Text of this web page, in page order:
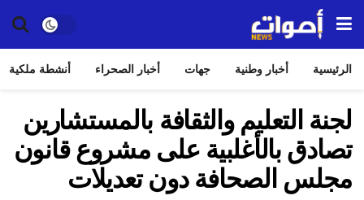
الرئيسية أخبار وطنية جهات أخبار الصحراء أنشطة ملكية
لجنة التعليم والثقافة بالمستشارين
تصادق بالأغلبية على مشروع قانون
مجلس الصحافة دون تعديلات